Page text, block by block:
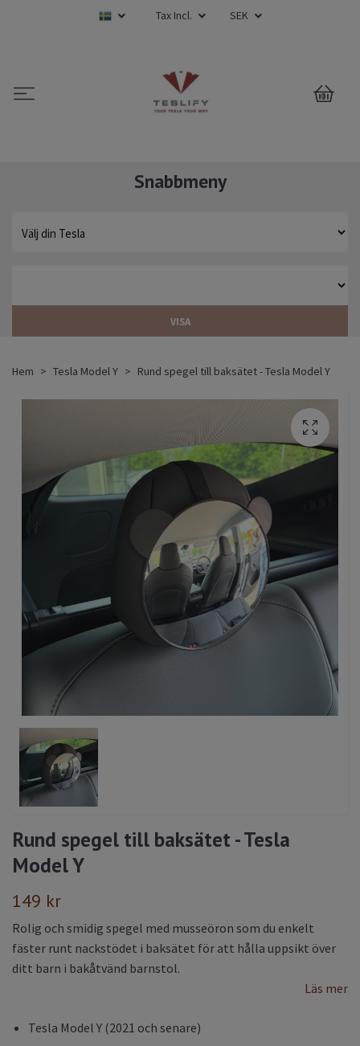
Tax Incl. SEK
0
Snabbmeny
VISA
Hem Tesla Model Y Rund spegel till baksätet - Tesla Model Y
Rund spegel till baksätet - Tesla
Model Y
149 kr
Rolig och smidig spegel med musseöron som du enkelt
fäster runt nackstödet i baksätet för att hålla uppsikt över
ditt barn i bakåtvänd barnstol.
Läs mer
Tesla Model Y (2021 och senare)